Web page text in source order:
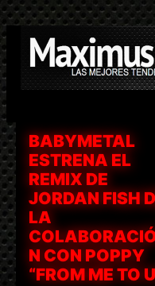
Saltar
al
contenido
BABYMETAL
ESTRENA EL
REMIX DE
JORDAN FISH
LA
N CON POPPY
“FROM ME TO